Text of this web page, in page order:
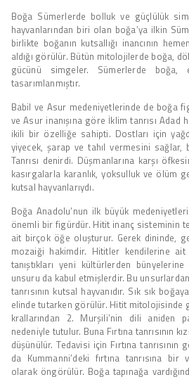
Boğa Sümerlerde bolluk ve güçlülük
hayvanlarından biri olan boğa’ya ilkin
birlikte boğanın kutsallığı inancının
aldığı görülür. Bütün mitolojilerde boğa,
gücünü simgeler. Sümerlerde boğa,
tasarımlanmıştır.
Babil ve Asur medeniyetlerinde de boğa
ve Asur inanışına göre İklim tanrısı Adad
ikili bir özelliğe sahipti. Dostları için
yiyecek, şarap ve tahıl vermesini
Tanrısı denirdi. Düşmanlarına karşı
kasırgalarla karanlık, yoksulluk ve ölüm
kutsal hayvanlarıydı.
Boğa Anadolu’nun ilk büyük
önemli bir figürdür. Hitit inanç sisteminin
ait birçok öğe oluşturur. Gerek dininde,
mozaiği hakimdir. Hititler kendilerine
tanıştıkları yeni kültürlerden
unsuru da kabul etmişlerdir. Bu
tanrısının kutsal hayvanıdır. Sık sık
elinde tutarken görülür. Hitit mitolojisinde
krallarından 2. Murşili’nin dili aniden
nedeniyle tutulur. Buna Fırtına tanrısının
düşünülür. Tedavisi için Fırtına tanrısının
da Kummanni’deki fırtına tanrısına
olarak öngörülür. Boğa tapınağa